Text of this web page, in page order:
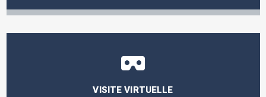
VISITE VIRTUELLE